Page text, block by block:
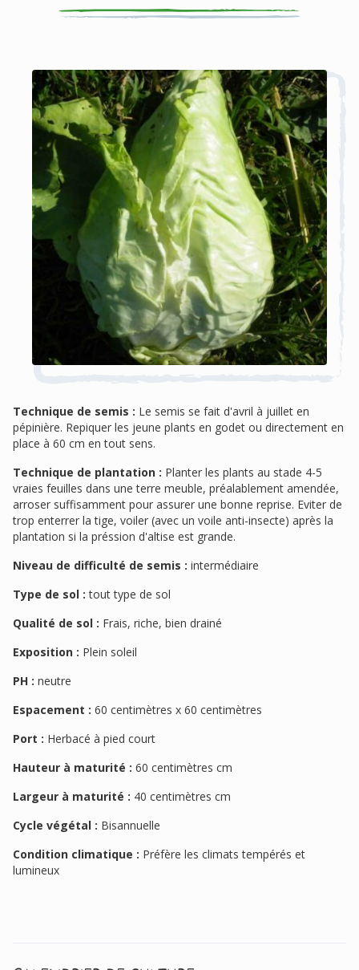
Technique de semis : Le semis se fait d'avril à juillet en
pépinière. Repiquer les jeune plants en godet ou directement en
place à 60 cm en tout sens.
Technique de plantation : Planter les plants au stade 4-5
vraies feuilles dans une terre meuble, préalablement amendée,
arroser suffisamment pour assurer une bonne reprise. Eviter de
trop enterrer la tige, voiler (avec un voile anti-insecte) après la
plantation si la préssion d'altise est grande.
Niveau de difficulté de semis : intermédiaire
Type de sol : tout type de sol
Qualité de sol : Frais, riche, bien drainé
Exposition : Plein soleil
PH : neutre
Espacement : 60 centimètres x 60 centimètres
Port : Herbacé à pied court
Hauteur à maturité : 60 centimètres cm
Largeur à maturité : 40 centimètres cm
Cycle végétal : Bisannuelle
Condition climatique : Préfère les climats tempérés et
lumineux